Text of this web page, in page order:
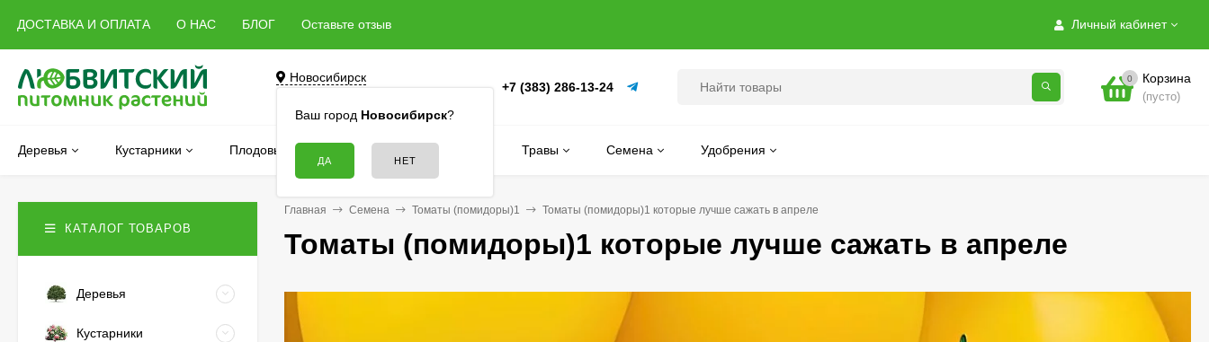
Личный кабинет
ДОСТАВКА И ОПЛАТА О НАС БЛОГ Оставьте отзыв
Новосибирск
Ваш город Новосибирск?
+7 (383) 286-13-24
0 Корзина
(пусто)
Деревья Кустарники Плодовые Хвойные Цветы Травы Семена Удобрения
Главная Семена Томаты (помидоры)1 Томаты (помидоры)1 которые лучше сажать в апреле
Томаты (помидоры)1 которые лучше сажать в апреле
КАТАЛОГ ТОВАРОВ
Деревья
Кустарники